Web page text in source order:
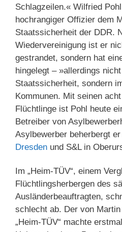
Schlagzeilen.« Wilfried
hochrangiger Offizier dem
Staatssicherheit der DDR.
Wiedervereinigung ist er
gestrandet, sondern hat
hingelegt – »allerdings
Staatssicherheit, sondern
Kommunen. Mit seinen
Flüchtlinge ist Pohl heute
Betreiber von
Asylbewerber beherbergt
Dresden und S&L in
Im „Heim-TÜV“, einem
Flüchtlingsherbergen des
Ausländerbeauftragten,
schlecht ab. Der von
„Heim-TÜV“ machte